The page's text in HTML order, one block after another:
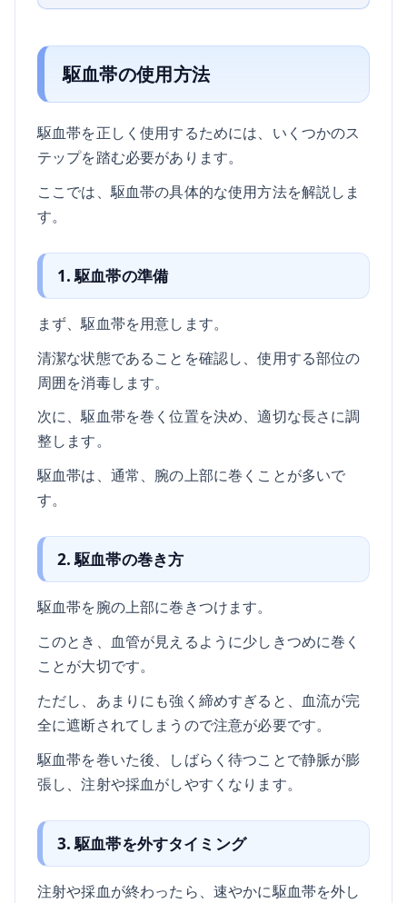
駆血帯の使用方法
駆血帯を正しく使用するためには、いくつかのス
テップを踏む必要があります。
ここでは、駆血帯の具体的な使用方法を解説しま
す。
1. 駆血帯の準備
まず、駆血帯を用意します。
清潔な状態であることを確認し、使用する部位の
周囲を消毒します。
次に、駆血帯を巻く位置を決め、適切な長さに調
整します。
駆血帯は、通常、腕の上部に巻くことが多いで
す。
2. 駆血帯の巻き方
駆血帯を腕の上部に巻きつけます。
このとき、血管が見えるように少しきつめに巻く
ことが大切です。
ただし、あまりにも強く締めすぎると、血流が完
全に遮断されてしまうので注意が必要です。
駆血帯を巻いた後、しばらく待つことで静脈が膨
張し、注射や採血がしやすくなります。
3. 駆血帯を外すタイミング
注射や採血が終わったら、速やかに駆血帯を外し